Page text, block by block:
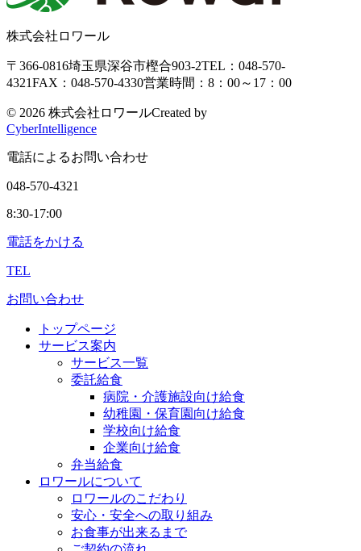
株式会社ロワール
〒366-0816埼玉県深谷市樫合903-2TEL：048-570-
4321FAX：048-570-4330営業時間：8：00～17：00
© 2026 株式会社ロワールCreated by
CyberIntelligence
電話によるお問い合わせ
048-570-4321
8:30-17:00
電話をかける
TEL
お問い合わせ
トップページ
サービス案内
サービス一覧
委託給食
病院・介護施設向け給食
幼稚園・保育園向け給食
学校向け給食
企業向け給食
弁当給食
ロワールについて
ロワールのこだわり
安心・安全への取り組み
お食事が出来るまで